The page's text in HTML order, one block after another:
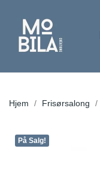
Hjem Frisørsalong
På Salg!